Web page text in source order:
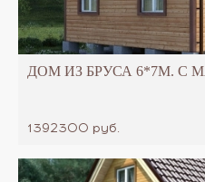
ДОМ ИЗ БРУСА 6*7М. С
1392300 руб.